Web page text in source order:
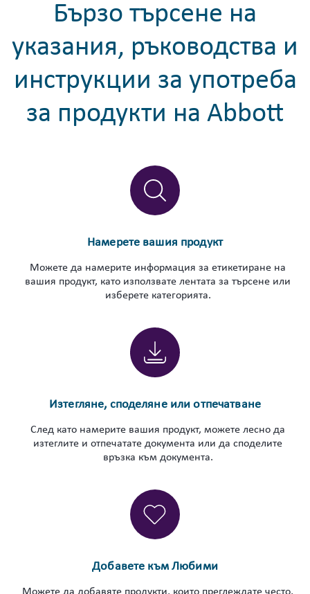
Бързо търсене на
указания, ръководства и
инструкции за употреба
за продукти на Abbott
Намерете вашия продукт
Можете да намерите информация за етикетиране на
вашия продукт, като използвате лентата за търсене или
изберете категорията.
Изтегляне, споделяне или отпечатване
След като намерите вашия продукт, можете лесно да
изтеглите и отпечатате документа или да споделите
връзка към документа.
Добавете към Любими